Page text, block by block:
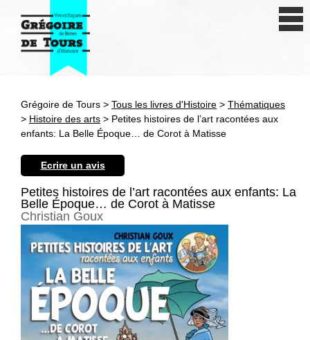
Antiquité
Révolution et XIXe siècle
XXe siècle
Autres civilisations
Thématiques
Grégoire de Tours > Tous les livres d'Histoire > Thématiques
> Histoire des arts > Petites histoires de l’art racontées aux
enfants: La Belle Époque… de Corot à Matisse
Ecrire un avis
Petites histoires de l’art racontées aux enfants: La
Belle Époque… de Corot à Matisse
Christian Goux